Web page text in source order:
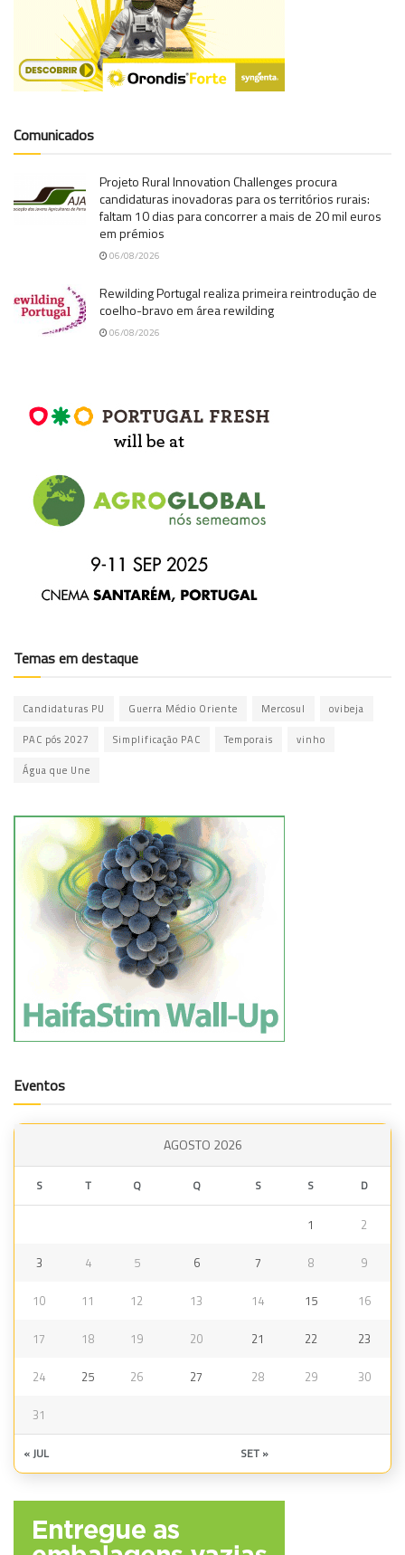
Comunicados
Projeto Rural Innovation Challenges procura
candidaturas inovadoras para os territórios rurais:
faltam 10 dias para concorrer a mais de 20 mil euros
em prémios
06/08/2026
Rewilding Portugal realiza primeira reintrodução de
coelho-bravo em área rewilding
06/08/2026
Temas em destaque
Candidaturas PU Guerra Médio Oriente Mercosul ovibeja
PAC pós 2027 Simplificação PAC Temporais vinho
Água que Une
Eventos
AGOSTO 2026
S T Q Q S S D
1 2
3 4 5 6 7 8 9
10 11 12 13 14 15 16
17 18 19 20 21 22 23
24 25 26 27 28 29 30
31
« JUL SET »